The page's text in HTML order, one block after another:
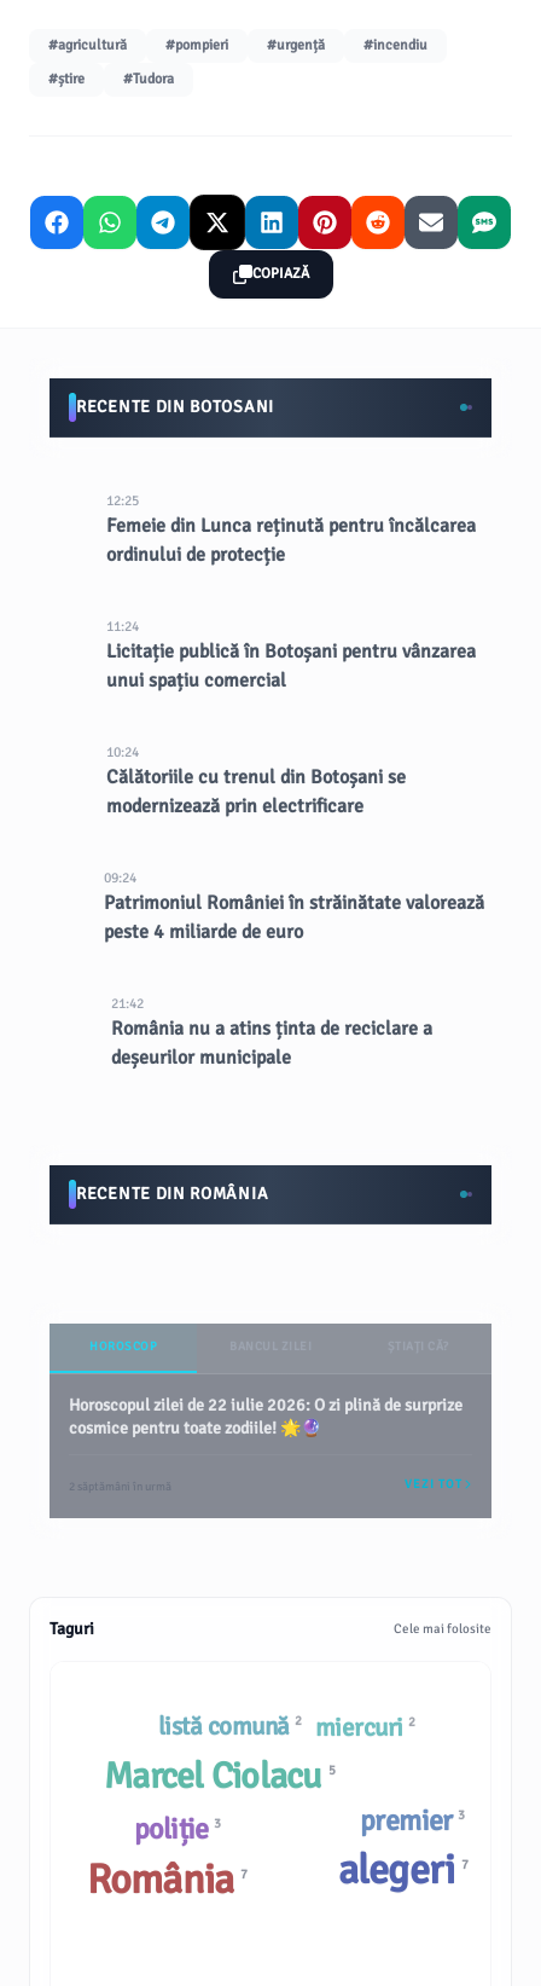
#agricultură #pompieri #urgență
#incendiu
#știre
#Tudora
COPIAZĂ
RECENTE DIN BOTOSANI
12:25
Femeie din Lunca reținută pentru încălcarea
ordinului de protecție
11:24
Licitație publică în Botoșani pentru vânzarea
unui spațiu comercial
10:24
Călătoriile cu trenul din Botoșani se
modernizează prin electrificare
09:24
Patrimoniul României în străinătate valorează
peste 4 miliarde de euro
21:42
România nu a atins ținta de reciclare a
deșeurilor municipale
RECENTE DIN ROMÂNIA
HOROSCOP
Horoscopul zilei de 22 iulie 2026: O zi plină de surprize
cosmice pentru toate zodiile! 🌟🔮
2 săptămâni în urmă VEZI TOT
Taguri Cele mai folosite
România7
listă comună 2 miercuri 2
poliție 3
alegeri7
premier 3
Marcel Ciolacu 5